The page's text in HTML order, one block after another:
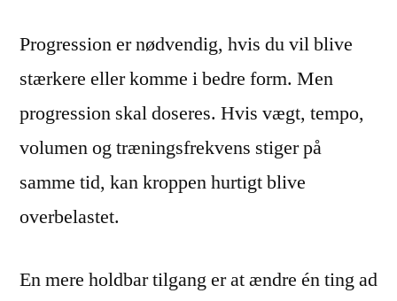
Progression er nødvendig, hvis du vil blive
stærkere eller komme i bedre form. Men
progression skal doseres. Hvis vægt, tempo,
volumen og træningsfrekvens stiger på
samme tid, kan kroppen hurtigt blive
overbelastet.
En mere holdbar tilgang er at ændre én ting ad